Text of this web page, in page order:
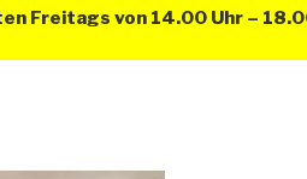
Freitags von 14.00 Uhr –